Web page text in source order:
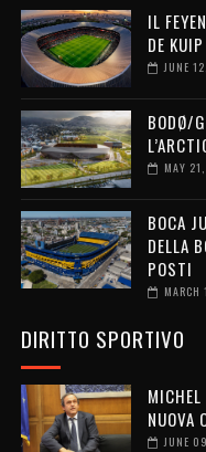
IL
DE KUIP
JUNE
BODØ/
MAY
BOCA
DELLA
POSTI
DIRITTO SPORTIVO
NUOVA
JUNE